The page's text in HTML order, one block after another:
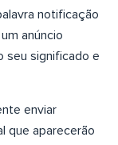
notificação
anúncio
seu significado e
enviar
que aparecerão